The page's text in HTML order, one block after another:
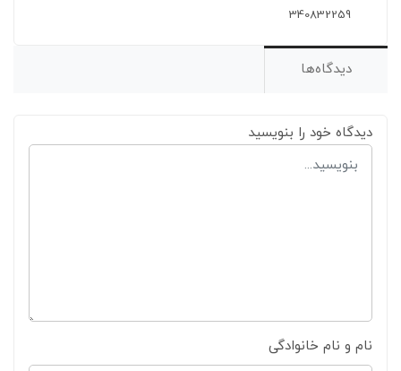
340832259
دیدگاه‌ها
دیدگاه خود را بنویسید
نام و نام خانوادگی